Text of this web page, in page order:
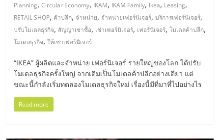
ลงทุน
และ
ขยาย
สา
Planning,Circular Economy, IKAM, IKAM Family, Ikea, Leasing,
RETAIL SHOP, ค้าปลีก, จำหน่าย, จำหน่ายเฟอร์นิเจอร์,บริการเฟอร์นิเจอร์,
ปรับโมเดลธุรกิจ, สัญญาเช่าซื้อ, เช่าเฟอร์นิเจอร์, เฟอร์นิเจอร์,โมเดลค้าปลีก,
โมเดลธุรกิจ,ให้เช่าเฟอร์นิเจอร์
“IKEA” ผู้ผลิตและจำหน่าย เฟอร์นิเจอร์ รายใหญ่ของโลก ได้ปรับ
โมเดลธุรกิจครั้งใหญ่ จากเดิมเป็นโมเดลค้าปลีกอย่างเดียว แต่
ขณะนี้กำลังเริ่มทดลองโมเดลธุรกิจใหม่ เรื่องนี้มีที่มาที่ไปอย่างไร
Read more